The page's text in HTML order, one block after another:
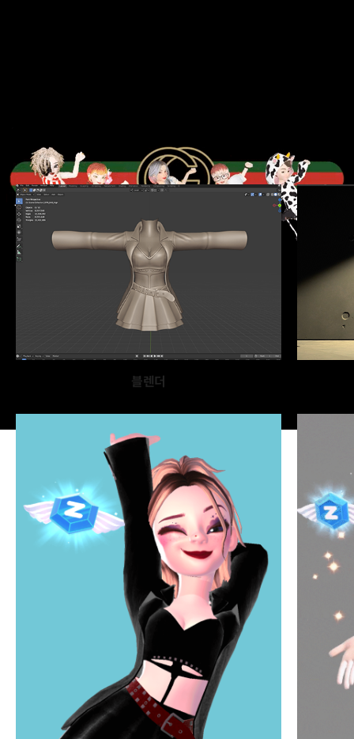
완성해봅니다.
블렌더